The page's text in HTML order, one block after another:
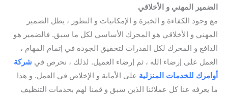
الضمير المهني و الأخلاقي
مع وجود الكفاءة و الخبرة و الإمكانيات و التطور ، يظل الضمير
المهني و الأخلاقي هو المحرك الأساسي لكل ما سبق. فالضمير هو
الدافع و المحرك لكل القدرات لتحقيق الجودة في إتمام المهام ،
العمل على إرضاء الله ، ثم إرضاء العميل. لذلك ، نحرص في شركة
أوامرك للخدمات
المنزلية على الأمانة و الإخلاص في العمل. و هذا
ما يعرفه عنا كل عملائنا الذين سبق و قمنا لهم بخدمات التنظيف